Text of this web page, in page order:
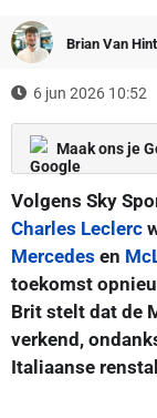
Brian Van
6 jun 2026 10:52
Maak ons je
Volgens Sky
Charles Leclerc
Mercedes en
toekomst
Brit stelt dat de
verkend,
Italiaanse